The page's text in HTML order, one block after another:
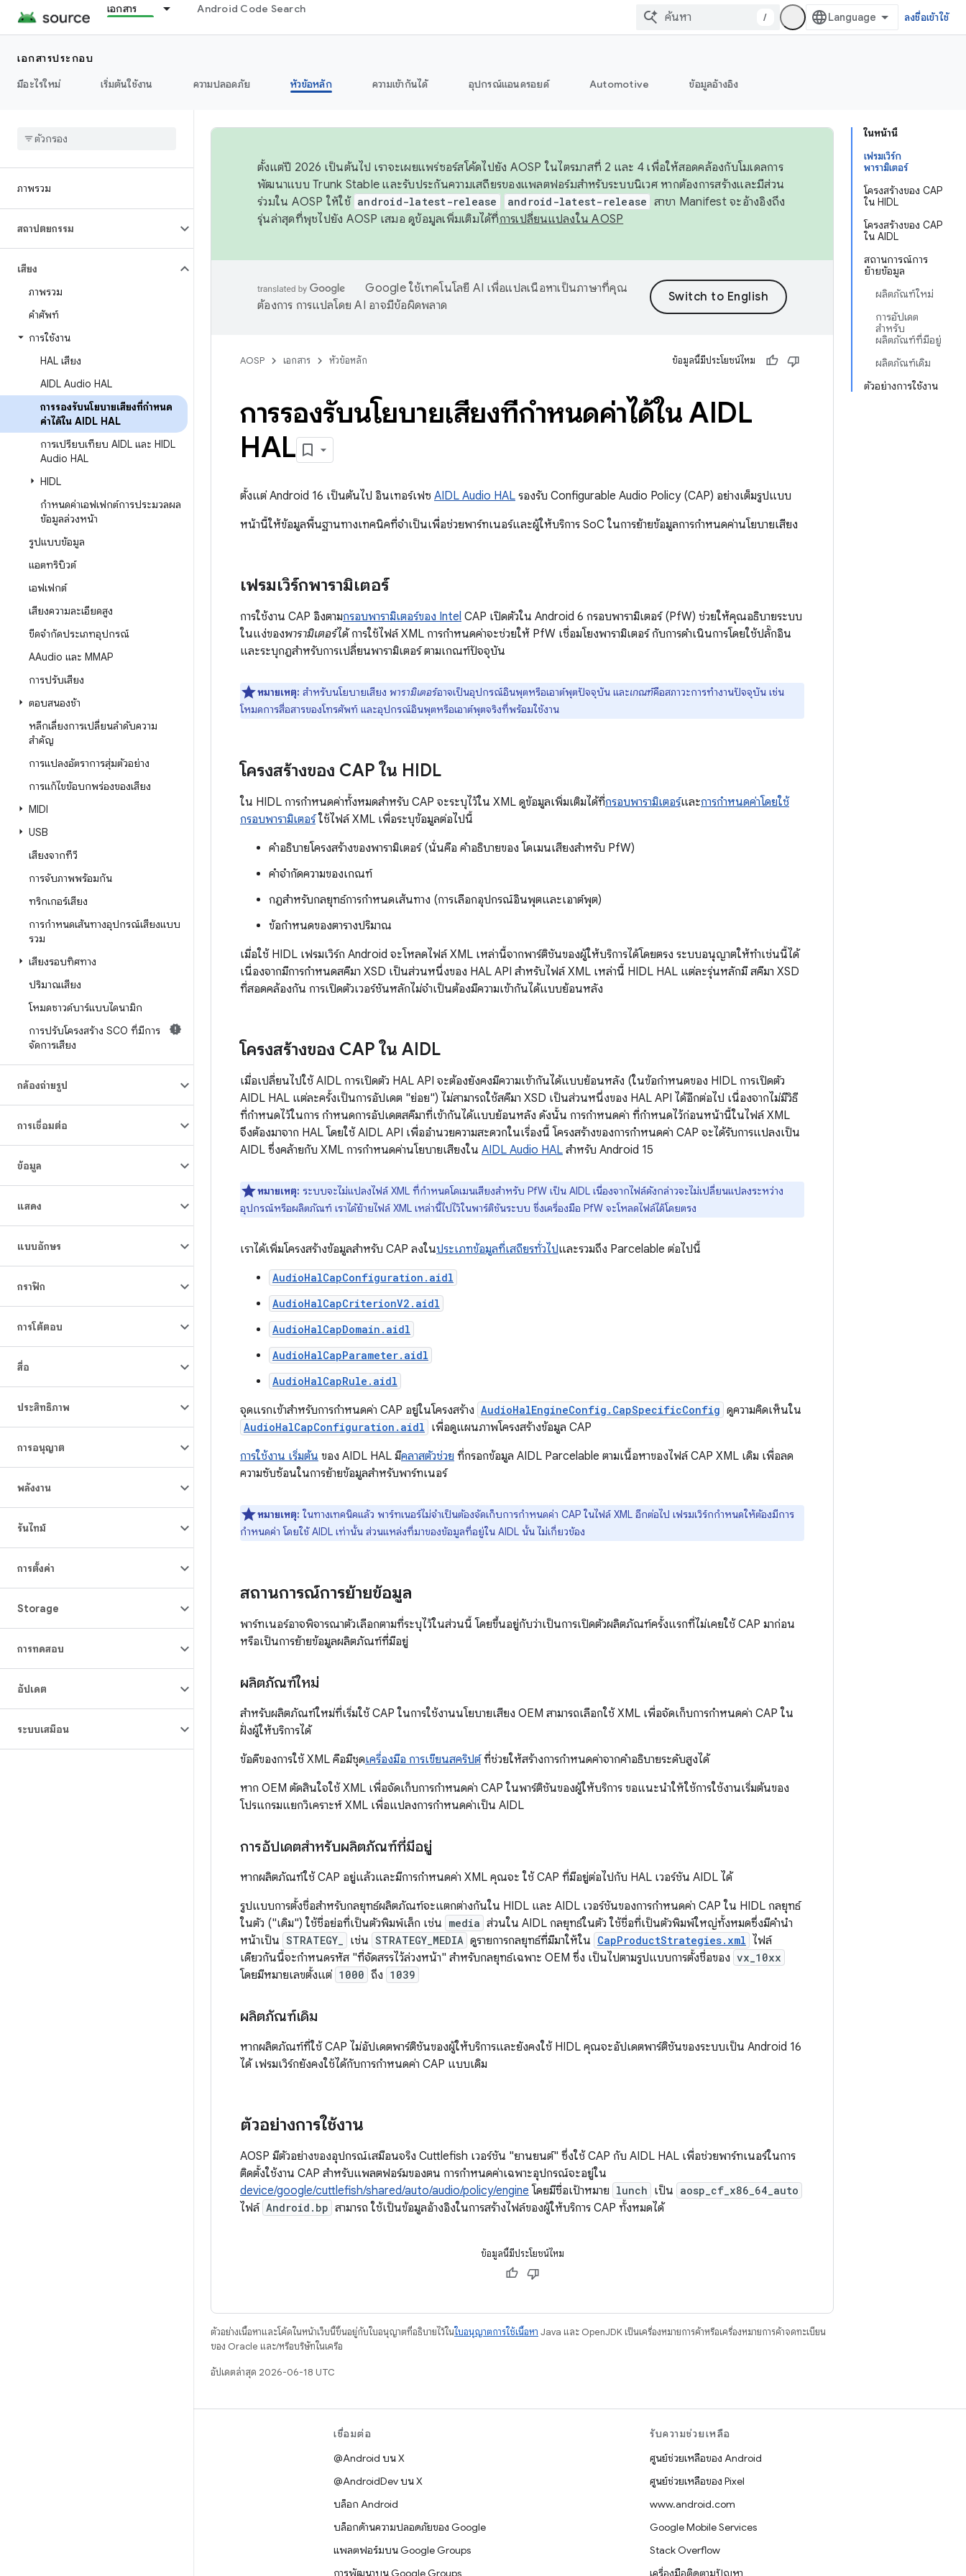
เอกสาร Android Code Search
/ ลงชื่อเข้าใช้
เอกสารประกอบ
มีอะไรใหม่
เริ่มต้นใช้งาน ความปลอดภัย หัวข้อหลัก ความเข้ากันได้ อุปกรณ์แอนดรอยด์ Automotive ข้อมูลอ้างอิง
ภาพรวม
สถาปัตยกรรม
เสียง
ภาพรวม
คำศัพท์
การใช้งาน
HAL เสียง
AIDL Audio HAL
การรองรับนโยบายเสียงที่กำหนด
ค่าได้ใน AIDL HAL
การเปรียบเทียบ AIDL และ HIDL
Audio HAL
HIDL
กำหนดค่าเอฟเฟกต์การประมวลผล
ข้อมูลล่วงหน้า
รูปแบบข้อมูล
แอตทริบิวต์
เอฟเฟกต์
เสียงความละเอียดสูง
ขีดจํากัดประเภทอุปกรณ์
AAudio และ MMAP
การปรับเสียง
ตอบสนองช้า
หลีกเลี่ยงการเปลี่ยนลําดับความ
สําคัญ
การแปลงอัตราการสุ่มตัวอย่าง
การแก้ไขข้อบกพร่องของเสียง
MIDI
USB
เสียงจากทีวี
การจับภาพพร้อมกัน
ทริกเกอร์เสียง
การกำหนดเส้นทางอุปกรณ์เสียงแบบ
รวม
เสียงรอบทิศทาง
ปริมาณเสียง
โหมดซาวด์บาร์แบบไดนามิก
การปรับโครงสร้าง SCO ที่มีการ
จัดการเสียง
กล้องถ่ายรูป
การเชื่อมต่อ
ข้อมูล
แสดง
แบบอักษร
กราฟิก
การโต้ตอบ
สื่อ
ประสิทธิภาพ
การอนุญาต
พลังงาน
รันไทม์
การตั้งค่า
Storage
การทดสอบ
อัปเดต
ระบบเสมือน
ในหน้านี้
เฟรมเวิร์ก
พารามิเตอร์
โครงสร้างของ CAP
ใน HIDL
โครงสร้างของ CAP
ใน AIDL
สถานการณ์การ
ย้ายข้อมูล
ผลิตภัณฑ์ใหม่
การอัปเดต
สำหรับ
ผลิตภัณฑ์ที่มีอยู่
ผลิตภัณฑ์เดิม
ตัวอย่างการใช้งาน
ตั้งแต่ปี 2026 เป็นต้นไป เราจะเผยแพร่ซอร์สโค้ดไปยัง AOSP ในไตรมาสที่ 2 และ 4 เพื่อให้สอดคล้องกับโมเดลการ
พัฒนาแบบ Trunk Stable และรับประกันความเสถียรของแพลตฟอร์มสำหรับระบบนิเวศ หากต้องการสร้างและมีส่วน
ร่วมใน AOSP ให้ใช้ android-latest-release android-latest-release สาขา Manifest จะอ้างอิงถึง
รุ่นล่าสุดที่พุชไปยัง AOSP เสมอ ดูข้อมูลเพิ่มเติมได้ที่การเปลี่ยนแปลงใน AOSP
Google ใช้เทคโนโลยี AI เพื่อแปลเนื้อหาเป็นภาษาที่คุณ
ต้องการ การแปลโดย AI อาจมีข้อผิดพลาด
AOSP เอกสาร หัวข้อหลัก ข้อมูลนี้มีประโยชน์ไหม
การรองรับนโยบายเสียงที่กำหนดค่าได้ใน AIDL
HAL
ตั้งแต่ Android 16 เป็นต้นไป อินเทอร์เฟซ AIDL Audio HAL รองรับ Configurable Audio Policy (CAP) อย่างเต็มรูปแบบ
หน้านี้ให้ข้อมูลพื้นฐานทางเทคนิคที่จำเป็นเพื่อช่วยพาร์ทเนอร์และผู้ให้บริการ SoC ในการย้ายข้อมูลการกำหนดค่านโยบายเสียง
เฟรมเวิร์กพารามิเตอร์
การใช้งาน CAP อิงตามกรอบพารามิเตอร์ของ Intel CAP เปิดตัวใน Android 6 กรอบพารามิเตอร์ (PfW) ช่วยให้คุณอธิบายระบบ
ในแง่ของพารามิเตอร์ได้ การใช้ไฟล์ XML การกำหนดค่าจะช่วยให้ PfW เชื่อมโยงพารามิเตอร์ กับการดำเนินการโดยใช้ปลั๊กอิน
และระบุกฎสำหรับการเปลี่ยนพารามิเตอร์ ตามเกณฑ์ปัจจุบัน
หมายเหตุ: สำหรับนโยบายเสียง พารามิเตอร์อาจเป็นอุปกรณ์อินพุตหรือเอาต์พุตปัจจุบัน และเกณฑ์คือสภาวะการทำงานปัจจุบัน เช่น
โหมดการสื่อสารของโทรศัพท์ และอุปกรณ์อินพุตหรือเอาต์พุตจริงที่พร้อมใช้งาน
โครงสร้างของ CAP ใน HIDL
ใน HIDL การกำหนดค่าทั้งหมดสำหรับ CAP จะระบุไว้ใน XML ดูข้อมูลเพิ่มเติมได้ที่กรอบพารามิเตอร์และการกำหนดค่าโดยใช้
กรอบพารามิเตอร์ใช้ไฟล์ XML เพื่อระบุข้อมูลต่อไปนี้
คำอธิบายโครงสร้างของพารามิเตอร์ (นั่นคือ คำอธิบายของ โดเมนเสียงสำหรับ PfW)
คำจำกัดความของเกณฑ์
กฎสำหรับกลยุทธ์การกำหนดเส้นทาง (การเลือกอุปกรณ์อินพุตและเอาต์พุต)
ข้อกำหนดของตารางปริมาณ
เมื่อใช้ HIDL เฟรมเวิร์ก Android จะโหลดไฟล์ XML เหล่านี้จากพาร์ติชันของผู้ให้บริการได้โดยตรง ระบบอนุญาตให้ทำเช่นนี้ได้
เนื่องจากมีการกำหนดสคีมา XSD เป็นส่วนหนึ่งของ HAL API สำหรับไฟล์ XML เหล่านี้ HIDL HAL แต่ละรุ่นหลักมี สคีมา XSD
ที่สอดคล้องกัน การเปิดตัวเวอร์ชันหลักไม่จำเป็นต้องมีความเข้ากันได้แบบย้อนหลัง
โครงสร้างของ CAP ใน AIDL
เมื่อเปลี่ยนไปใช้ AIDL การเปิดตัว HAL API จะต้องยังคงมีความเข้ากันได้แบบย้อนหลัง (ในข้อกำหนดของ HIDL การเปิดตัว
AIDL HAL แต่ละครั้งเป็นการอัปเดต "ย่อย") ไม่สามารถใช้สคีมา XSD เป็นส่วนหนึ่งของ HAL API ได้อีกต่อไป เนื่องจากไม่มีวิธี
ที่กำหนดไว้ในการ กำหนดการอัปเดตสคีมาที่เข้ากันได้แบบย้อนหลัง ดังนั้น การกำหนดค่า ที่กำหนดไว้ก่อนหน้านี้ในไฟล์ XML
จึงต้องมาจาก HAL โดยใช้ AIDL API เพื่ออำนวยความสะดวกในเรื่องนี้ โครงสร้างของการกำหนดค่า CAP จะได้รับการแปลงเป็น
AIDL ซึ่งคล้ายกับ XML การกำหนดค่านโยบายเสียงใน AIDL Audio HAL สำหรับ Android 15
หมายเหตุ: ระบบจะไม่แปลงไฟล์ XML ที่กำหนดโดเมนเสียงสำหรับ PfW เป็น AIDL เนื่องจากไฟล์ดังกล่าวจะไม่เปลี่ยนแปลงระหว่าง
อุปกรณ์หรือผลิตภัณฑ์ เราได้ย้ายไฟล์ XML เหล่านี้ไปไว้ในพาร์ติชันระบบ ซึ่งเครื่องมือ PfW จะโหลดไฟล์ได้โดยตรง
เราได้เพิ่มโครงสร้างข้อมูลสำหรับ CAP ลงในประเภทข้อมูลที่เสถียรทั่วไปและรวมถึง Parcelable ต่อไปนี้
AudioHalCapConfiguration.aidl
AudioHalCapCriterionV2.aidl
AudioHalCapDomain.aidl
AudioHalCapParameter.aidl
AudioHalCapRule.aidl
จุดแรกเข้าสำหรับการกำหนดค่า CAP อยู่ในโครงสร้าง AudioHalEngineConfig.CapSpecificConfig ดูความคิดเห็นใน
AudioHalCapConfiguration.aidl เพื่อดูแผนภาพโครงสร้างข้อมูล CAP
การใช้งาน เริ่มต้น ของ AIDL HAL มีคลาสตัวช่วย ที่กรอกข้อมูล AIDL Parcelable ตามเนื้อหาของไฟล์ CAP XML เดิม เพื่อลด
ความซับซ้อนในการย้ายข้อมูลสำหรับพาร์ทเนอร์
หมายเหตุ: ในทางเทคนิคแล้ว พาร์ทเนอร์ไม่จำเป็นต้องจัดเก็บการกำหนดค่า CAP ในไฟล์ XML อีกต่อไป เฟรมเวิร์กกำหนดให้ต้องมีการ
กำหนดค่า โดยใช้ AIDL เท่านั้น ส่วนแหล่งที่มาของข้อมูลที่อยู่ใน AIDL นั้น ไม่เกี่ยวข้อง
สถานการณ์การย้ายข้อมูล
พาร์ทเนอร์อาจพิจารณาตัวเลือกตามที่ระบุไว้ในส่วนนี้ โดยขึ้นอยู่กับว่าเป็นการเปิดตัวผลิตภัณฑ์ครั้งแรกที่ไม่เคยใช้ CAP มาก่อน
หรือเป็นการย้ายข้อมูลผลิตภัณฑ์ที่มีอยู่
ผลิตภัณฑ์ใหม่
สำหรับผลิตภัณฑ์ใหม่ที่เริ่มใช้ CAP ในการใช้งานนโยบายเสียง OEM สามารถเลือกใช้ XML เพื่อจัดเก็บการกำหนดค่า CAP ใน
ฝั่งผู้ให้บริการได้
ข้อดีของการใช้ XML คือมีชุดเครื่องมือ การเขียนสคริปต์ที่ช่วยให้สร้างการกำหนดค่าจากคำอธิบายระดับสูงได้
หาก OEM ตัดสินใจใช้ XML เพื่อจัดเก็บการกำหนดค่า CAP ในพาร์ติชันของผู้ให้บริการ ขอแนะนำให้ใช้การใช้งานเริ่มต้นของ
โปรแกรมแยกวิเคราะห์ XML เพื่อแปลงการกำหนดค่าเป็น AIDL
การอัปเดตสำหรับผลิตภัณฑ์ที่มีอยู่
หากผลิตภัณฑ์ใช้ CAP อยู่แล้วและมีการกำหนดค่า XML คุณจะ ใช้ CAP ที่มีอยู่ต่อไปกับ HAL เวอร์ชัน AIDL ได้
รูปแบบการตั้งชื่อสำหรับกลยุทธ์ผลิตภัณฑ์จะแตกต่างกันใน HIDL และ AIDL เวอร์ชันของการกำหนดค่า CAP ใน HIDL กลยุทธ์
ในตัว ("เดิม") ใช้ชื่อย่อที่เป็นตัวพิมพ์เล็ก เช่น media ส่วนใน AIDL กลยุทธ์ในตัว ใช้ชื่อที่เป็นตัวพิมพ์ใหญ่ทั้งหมดซึ่งมีคำนำ
หน้าเป็น STRATEGY_ เช่น STRATEGY_MEDIA ดูรายการกลยุทธ์ที่มีมาให้ใน CapProductStrategies.xml ไฟล์
เดียวกันนี้จะกำหนดรหัส "ที่จัดสรรไว้ล่วงหน้า" สำหรับกลยุทธ์เฉพาะ OEM ซึ่ง เป็นไปตามรูปแบบการตั้งชื่อของ vx_10xx
โดยมีหมายเลขตั้งแต่ 1000 ถึง 1039
ผลิตภัณฑ์เดิม
หากผลิตภัณฑ์ที่ใช้ CAP ไม่อัปเดตพาร์ติชันของผู้ให้บริการและยังคงใช้ HIDL คุณจะอัปเดตพาร์ติชันของระบบเป็น Android 16
ได้ เฟรมเวิร์กยังคงใช้ได้กับการกำหนดค่า CAP แบบเดิม
ตัวอย่างการใช้งาน
AOSP มีตัวอย่างของอุปกรณ์เสมือนจริง Cuttlefish เวอร์ชัน "ยานยนต์" ซึ่งใช้ CAP กับ AIDL HAL เพื่อช่วยพาร์ทเนอร์ในการ
ติดตั้งใช้งาน CAP สำหรับแพลตฟอร์มของตน การกำหนดค่าเฉพาะอุปกรณ์จะอยู่ใน
device/google/cuttlefish/shared/auto/audio/policy/engine โดยมีชื่อเป้าหมาย lunch เป็น aosp_cf_x86_64_auto
ไฟล์ Android.bp สามารถ ใช้เป็นข้อมูลอ้างอิงในการสร้างไฟล์ของผู้ให้บริการ CAP ทั้งหมดได้
ข้อมูลนี้มีประโยชน์ไหม
ตัวอย่างเนื้อหาและโค้ดในหน้าเว็บนี้ขึ้นอยู่กับใบอนุญาตที่อธิบายไว้ในใบอนุญาตการใช้เนื้อหา Java และ OpenJDK เป็นเครื่องหมายการค้าหรือเครื่องหมายการค้าจดทะเบียน
ของ Oracle และ/หรือบริษัทในเครือ
อัปเดตล่าสุด 2026-06-18 UTC
เชื่อมต่อ
@Android บน X
@AndroidDev บน X
บล็อก Android
บล็อกด้านความปลอดภัยของ Google
แพลตฟอร์มบน Google Groups
การพัฒนาบน Google Groups
รับความช่วยเหลือ
ศูนย์ช่วยเหลือของ Android
ศูนย์ช่วยเหลือของ Pixel
www.android.com
Google Mobile Services
Stack Overflow
เครื่องมือติดตามปัญหา